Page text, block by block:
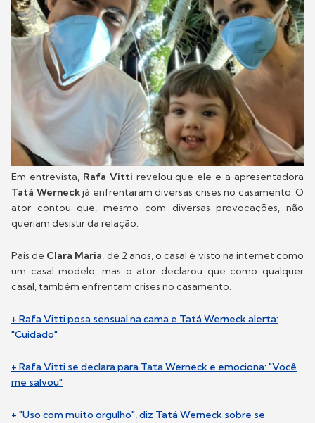
Em entrevista, Rafa Vitti revelou que ele e a apresentadora
Tatá Werneckjá enfrentaram diversas crises no casamento. O
ator contou que, mesmo com diversas provocações, não
queriam desistir da relação.
Pais de Clara Maria, de 2 anos, o casal é visto na internet como
um casal modelo, mas o ator declarou que como qualquer
casal, também enfrentam crises no casamento.
+ Rafa Vitti posa sensual na cama e Tatá Werneck alerta:
"Cuidado"
+ Rafa Vitti se declara para Tata Werneck e emociona: "Você
me salvou"
+ "Uso com muito orgulho", diz Tatá Werneck sobre se